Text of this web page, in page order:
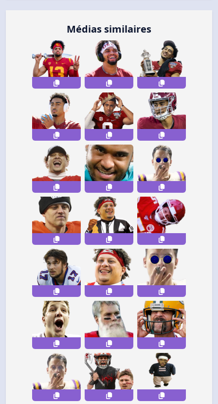
Médias similaires